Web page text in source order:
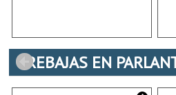
REBAJAS EN